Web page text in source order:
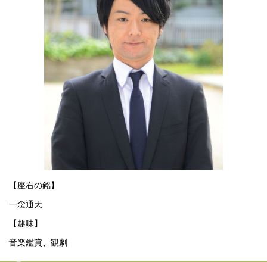
【座右の銘】
一念通天
【趣味】
音楽鑑賞、観劇